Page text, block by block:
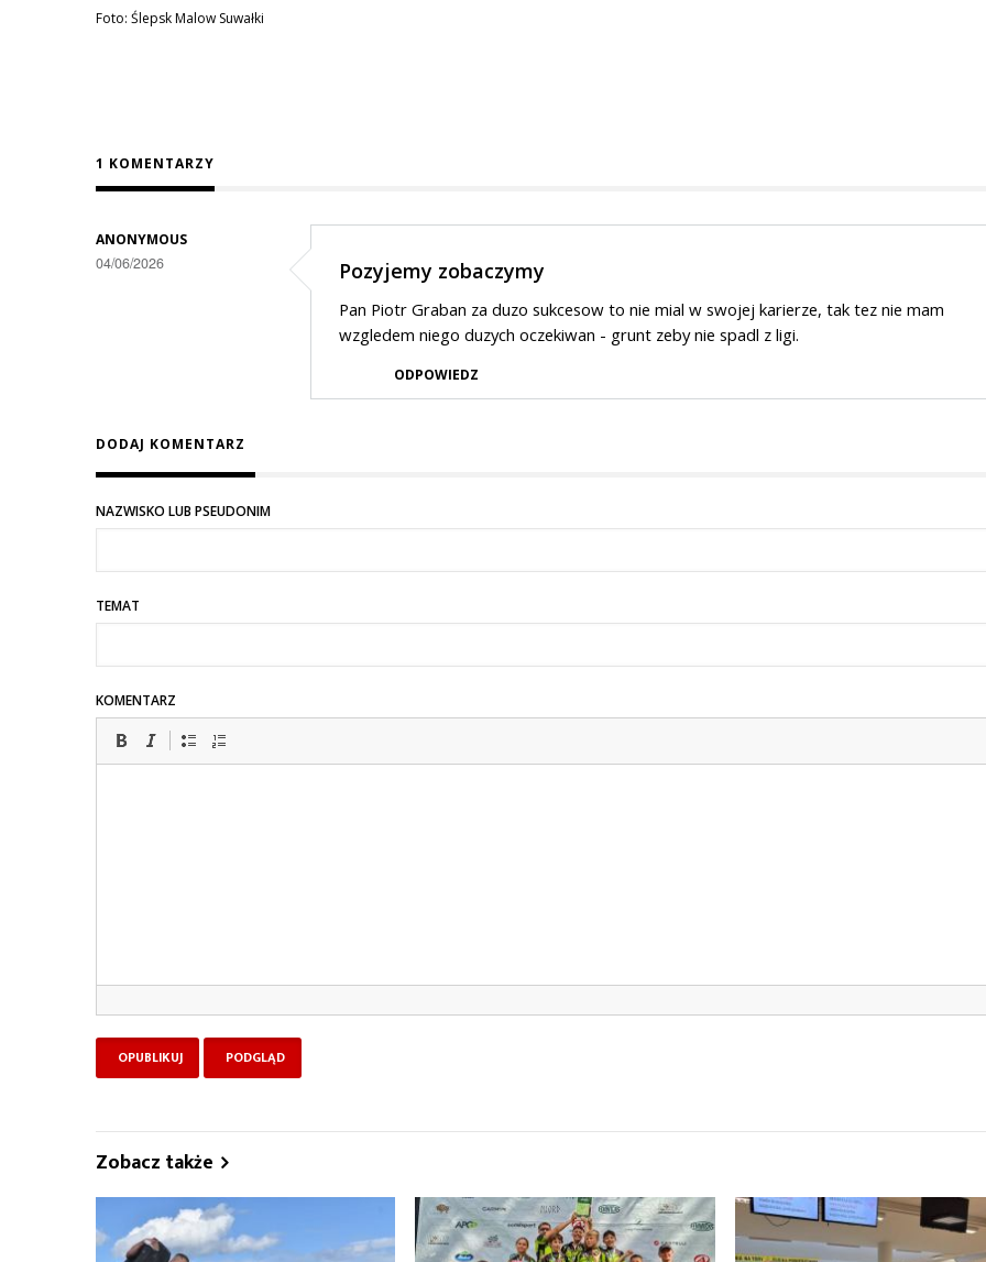
Foto: Ślepsk Malow Suwałki
1 KOMENTARZY
ANONYMOUS
04/06/2026 Pozyjemy zobaczymy
Pan Piotr Graban za duzo sukcesow to nie mial w swojej karierze, tak tez nie mam
wzgledem niego duzych oczekiwan - grunt zeby nie spadl z ligi.
ODPOWIEDZ
DODAJ KOMENTARZ
NAZWISKO LUB PSEUDONIM
TEMAT
KOMENTARZ
Zobacz także